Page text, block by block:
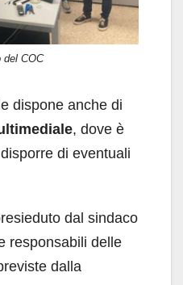
del COC
dispone anche di
, dove è
di eventuali
dal sindaco
responsabili delle
dalla